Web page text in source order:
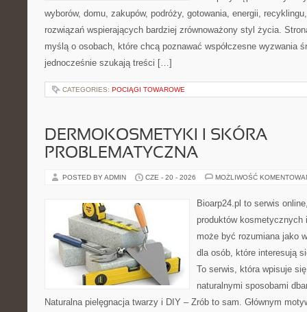
wyborów, domu, zakupów, podróży, gotowania, energii,
rozwiązań wspierających bardziej zrównoważony styl życia.
myślą o osobach, które chcą poznawać współczesne wyzwania
jednocześnie szukają treści […]
CATEGORIES: POCIĄGI TOWAROWE
DERMOKOSMETYKI I SKÓRA
PROBLEMATYCZNA
POSTED BY ADMIN CZE - 20 - 2026 MOŻLIWOŚĆ
Bioarp24.pl to serwis
produktów kosmetycznych
może być rozumiana jako
dla osób, które interesują
To serwis, która wpisuje
naturalnymi sposobami
Naturalna pielęgnacja twarzy i DIY – Zrób to sam. Głównym